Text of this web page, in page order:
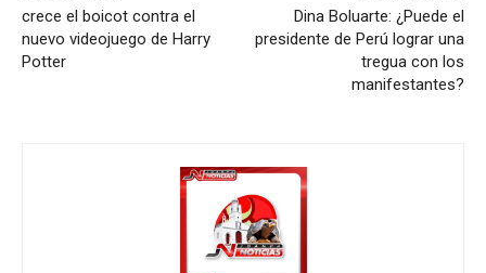
crece el boicot contra el
nuevo videojuego de Harry
Potter
Dina Boluarte: ¿Puede el
presidente de Perú lograr una
tregua con los
manifestantes?